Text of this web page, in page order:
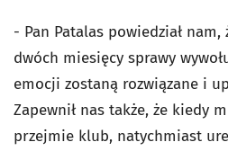
- Pan Patalas powiedział
dwóch miesięcy sprawy
emocji zostaną rozwiązane i
Zapewnił nas także, że kiedy
przejmie klub, natychmiast